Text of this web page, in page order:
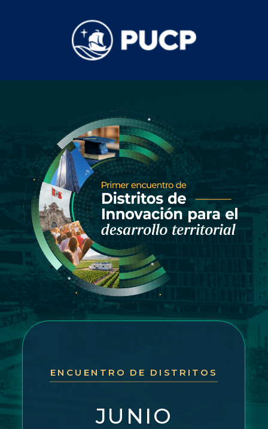
ENCUENTRO DE DISTRITOS
JUNIO